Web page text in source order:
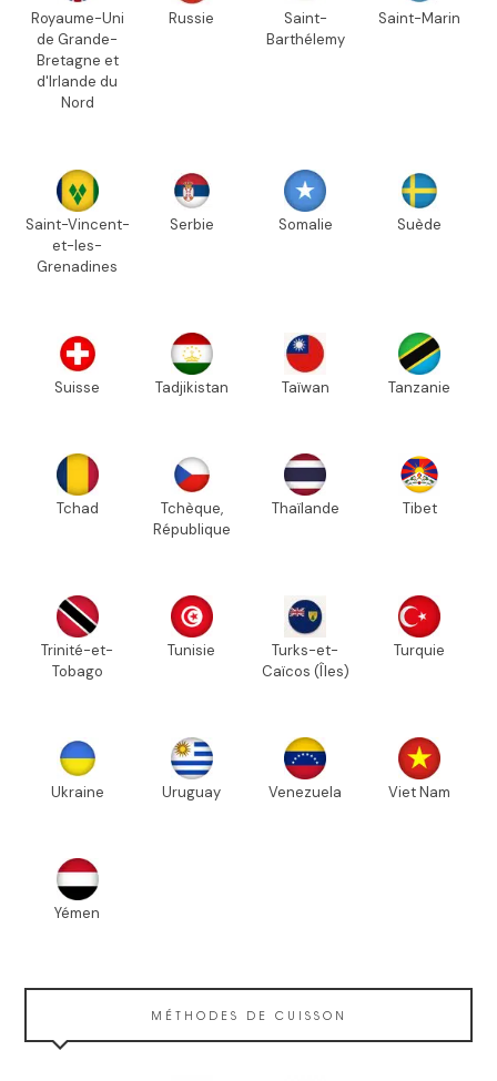
Royaume-Uni
de Grande-
Bretagne et
d'Irlande du
Nord
Russie
Saint-
Barthélemy
Saint-Marin
Saint-Vincent-
et-les-
Grenadines
Serbie Somalie Suède
Suisse Tadjikistan Taïwan Tanzanie
Tchad
Tchèque,
République
Thaïlande Tibet
Trinité-et-
Tobago
Tunisie
Turks-et-
Caïcos (Îles)
Turquie
Ukraine Uruguay Venezuela Viet Nam
Yémen
MÉTHODES DE CUISSON